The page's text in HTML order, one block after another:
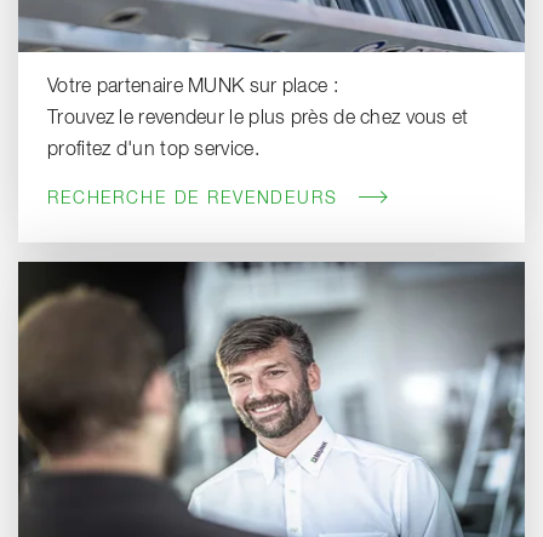
Votre partenaire MUNK sur place :
Trouvez le revendeur le plus près de chez vous et
profitez d'un top service.
RECHERCHE DE REVENDEURS